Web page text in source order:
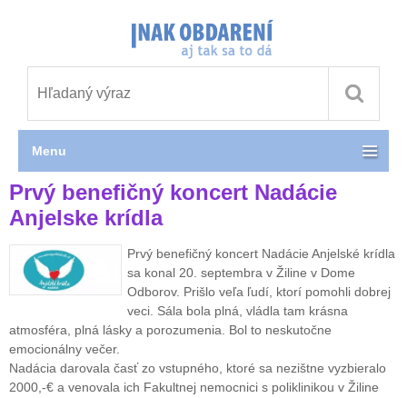
Prvý benefičný koncert Nadácie
Anjelske krídla
Prvý benefičný koncert Nadácie Anjelské krídla
sa konal 20. septembra v Žiline v Dome
Odborov. Prišlo veľa ľudí, ktorí pomohli dobrej
veci. Sála bola plná, vládla tam krásna
atmosféra, plná lásky a porozumenia. Bol to neskutočne
emocionálny večer.
Nadácia darovala časť zo vstupného, ktoré sa nezištne vyzbieralo
2000,-€ a venovala ich Fakultnej nemocnici s poliklinikou v Žiline
Menu